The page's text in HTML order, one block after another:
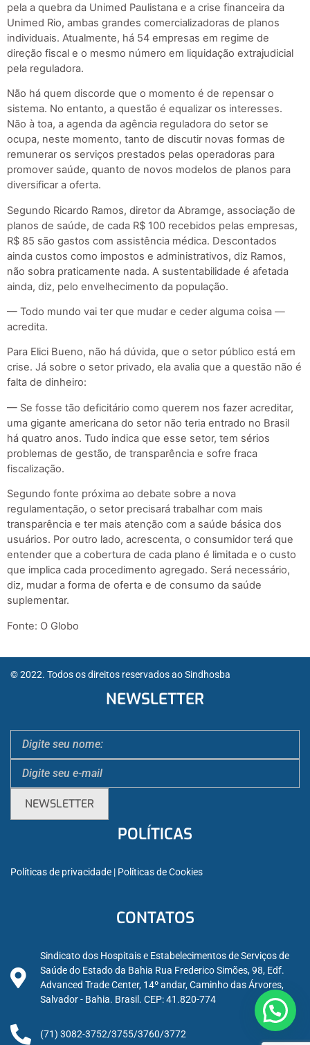
pela a quebra da Unimed Paulistana e a crise financeira da
Unimed Rio, ambas grandes comercializadoras de planos
individuais. Atualmente, há 54 empresas em regime de
direção fiscal e o mesmo número em liquidação extrajudicial
pela reguladora.
Não há quem discorde que o momento é de repensar o
sistema. No entanto, a questão é equalizar os interesses.
Não à toa, a agenda da agência reguladora do setor se
ocupa, neste momento, tanto de discutir novas formas de
remunerar os serviços prestados pelas operadoras para
promover saúde, quanto de novos modelos de planos para
diversificar a oferta.
Segundo Ricardo Ramos, diretor da Abramge, associação de
planos de saúde, de cada R$ 100 recebidos pelas empresas,
R$ 85 são gastos com assistência médica. Descontados
ainda custos como impostos e administrativos, diz Ramos,
não sobra praticamente nada. A sustentabilidade é afetada
ainda, diz, pelo envelhecimento da população.
— Todo mundo vai ter que mudar e ceder alguma coisa —
acredita.
Para Elici Bueno, não há dúvida, que o setor público está em
crise. Já sobre o setor privado, ela avalia que a questão não é
falta de dinheiro:
— Se fosse tão deficitário como querem nos fazer acreditar,
uma gigante americana do setor não teria entrado no Brasil
há quatro anos. Tudo indica que esse setor, tem sérios
problemas de gestão, de transparência e sofre fraca
fiscalização.
Segundo fonte próxima ao debate sobre a nova
regulamentação, o setor precisará trabalhar com mais
transparência e ter mais atenção com a saúde básica dos
usuários. Por outro lado, acrescenta, o consumidor terá que
entender que a cobertura de cada plano é limitada e o custo
que implica cada procedimento agregado. Será necessário,
diz, mudar a forma de oferta e de consumo da saúde
suplementar.
Fonte: O Globo
© 2022. Todos os direitos reservados ao Sindhosba
NEWSLETTER
POLÍTICAS
Políticas de privacidade | Políticas de Cookies
CONTATOS
Sindicato dos Hospitais e Estabelecimentos de Serviços de
Saúde do Estado da Bahia Rua Frederico Simões, 98, Edf.
Advanced Trade Center, 14º andar, Caminho das Árvores,
Salvador - Bahia. Brasil. CEP: 41.820-774
(71) 3082-3752/3755/3760/3772